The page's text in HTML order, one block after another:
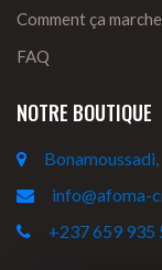
Comment ça marche
FAQ
NOTRE BOUTIQUE
info@afoma-
+237 659 935